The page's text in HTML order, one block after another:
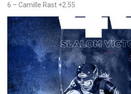
6 – Camille Rast +2.55